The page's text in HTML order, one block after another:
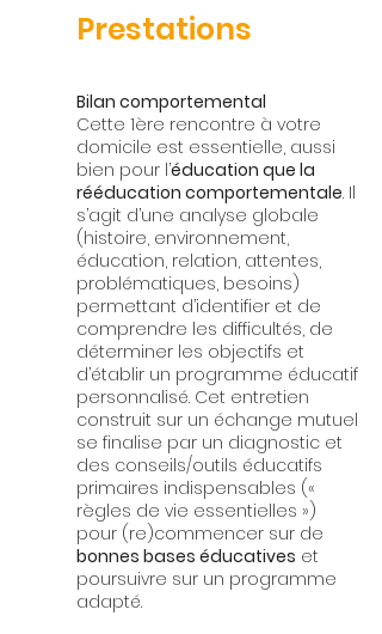
Prestations
Bilan comportemental
Cette 1ère rencontre à votre
domicile est essentielle, aussi
bien pour l’éducation que la
rééducation comportementale. Il
s’agit d’une analyse globale
(histoire, environnement,
éducation, relation, attentes,
problématiques, besoins)
permettant d’identifier et de
comprendre les difficultés, de
déterminer les objectifs et
d’établir un programme éducatif
personnalisé. Cet entretien
construit sur un échange mutuel
se finalise par un diagnostic et
des conseils/outils éducatifs
primaires indispensables («
règles de vie essentielles »)
pour (re)commencer sur de
bonnes bases éducatives et
poursuivre sur un programme
adapté.